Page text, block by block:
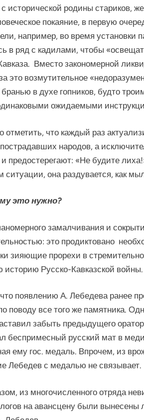
исторической родины стариков,
покаяние, в первую
например, во время установки
в ряд с кадилами, чтобы
Вместо закономерной
это возмутительное
в духе гопников, будто
ожидаемыми
отметить, что каждый раз
народов, а
предостерегают: «Не будите
ситуации, она раздувается, как
это нужно?
замалчивания и
это продиктовано
зияющие прорехи в
историю Русско-Кавказской войны.
появлению А. Лебедева ранее
поводу все того же памятника.
забыть предыдущего
беспримесный русский мат в
ему гос. медаль. Впрочем, из
Лебедев с медалью не связывает.
из многочисленного отряда
на авансцену были